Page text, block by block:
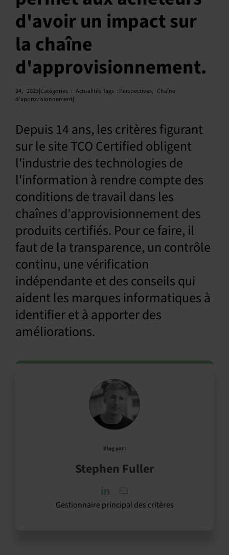
Français
d'avoir un impact sur
la chaîne
d'approvisionnement.
24, 2023|Catégories : Actualités|Tags : Perspectives, Chaîne
d'approvisionnement|
Depuis 14 ans, les critères figurant
sur le site TCO Certified obligent
l'industrie des technologies de
l'information à rendre compte des
conditions de travail dans les
chaînes d'approvisionnement des
produits certifiés. Pour ce faire, il
faut de la transparence, un contrôle
continu, une vérification
indépendante et des conseils qui
aident les marques informatiques à
identifier et à apporter des
améliorations.
Blog par :
Stephen Fuller
Gestionnaire principal des critères